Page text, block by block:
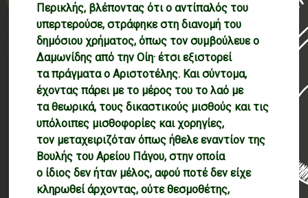
Περικλής, βλέποντας ότι ο αντίπαλός του
υπερτερούσε, στράφηκε στη διανομή του
δημόσιου χρήματος, όπως τον συμβούλευε ο
Δαμωνίδης από την Οίη· έτσι εξιστορεί
τα πράγματα ο Αριστοτέλης. Και σύντομα,
έχοντας πάρει με το μέρος του το λαό με
τα θεωρικά, τους δικαστικούς μισθούς και τις
υπόλοιπες μισθοφορίες και χορηγίες,
τον μεταχειριζόταν όπως ήθελε εναντίον της
Βουλής του Αρείου Πάγου, στην οποία
ο ίδιος δεν ήταν μέλος, αφού ποτέ δεν είχε
κληρωθεί άρχοντας, ούτε θεσμοθέτης,